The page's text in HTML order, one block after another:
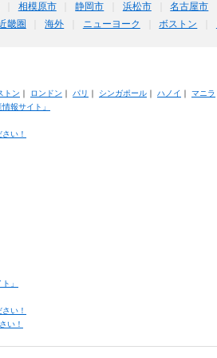
相模原市 静岡市 浜松市 名古屋市
畿圏 海外 ニューヨーク ボストン
トン ロンドン パリ シンガポール｜ ハノイ マニラ
報サイト」
い！
」
い！
い！